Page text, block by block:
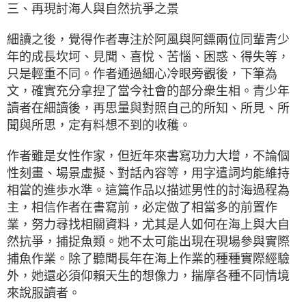
三、再現討海人與自然抗爭之景
細讀之後，覺得作者專注於阿風與阿鏢兩位同輩青少
年的成長坎坷、見聞、喜悅、苦惱、困惑、得失等，
只是輕重不同。作者通過細心冷眼旁觀後，下筆為
文，確實充分拿揑了當今社會的部分衆生相。青少年
讀者在細讀後，再思量與對照自己的所知、所見、所
聞與所思，定有料想不到的收穫。
作者雖是女性作家，但近年來書寫功力大增，不論個
性刻畫、場景虚擬、對話內容等，用字遣詞均能維持
相當的進歩水準。這篇作品以描述男性的討海過程為
主，相信作者在書寫前，必定做了相當多的前置作
業，努力尋找相關資料，尤其是人如何在海上與大自
然抗爭，捕捉魚類。她不太可能出現在現場參與實際
捕魚作業。除了聽聞長年在海上作業的種種實際經驗
外，她還必須仰賴天生的想像力，揣摩各種不同情境
來說服讀者。